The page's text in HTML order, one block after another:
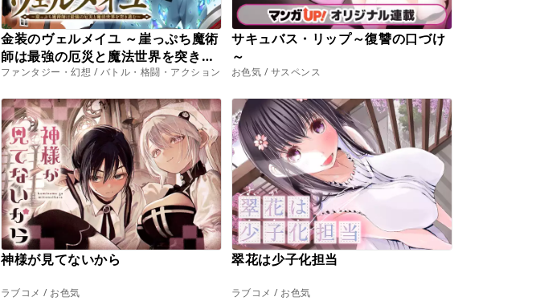
金装のヴェルメイユ ～崖っぷち魔術
師は最強の厄災と魔法世界を突き進
む～
ファンタジー・幻想 / バトル・格闘・アクション
サキュバス・リップ～復讐の口づけ
～
お色気 / サスペンス
神様が見てないから
ラブコメ / お色気
翠花は少子化担当
ラブコメ / お色気